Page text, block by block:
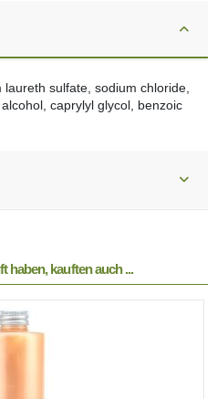
sulfate, sodium chloride,
caprylyl glycol, benzoic
haben, kauften auch ...